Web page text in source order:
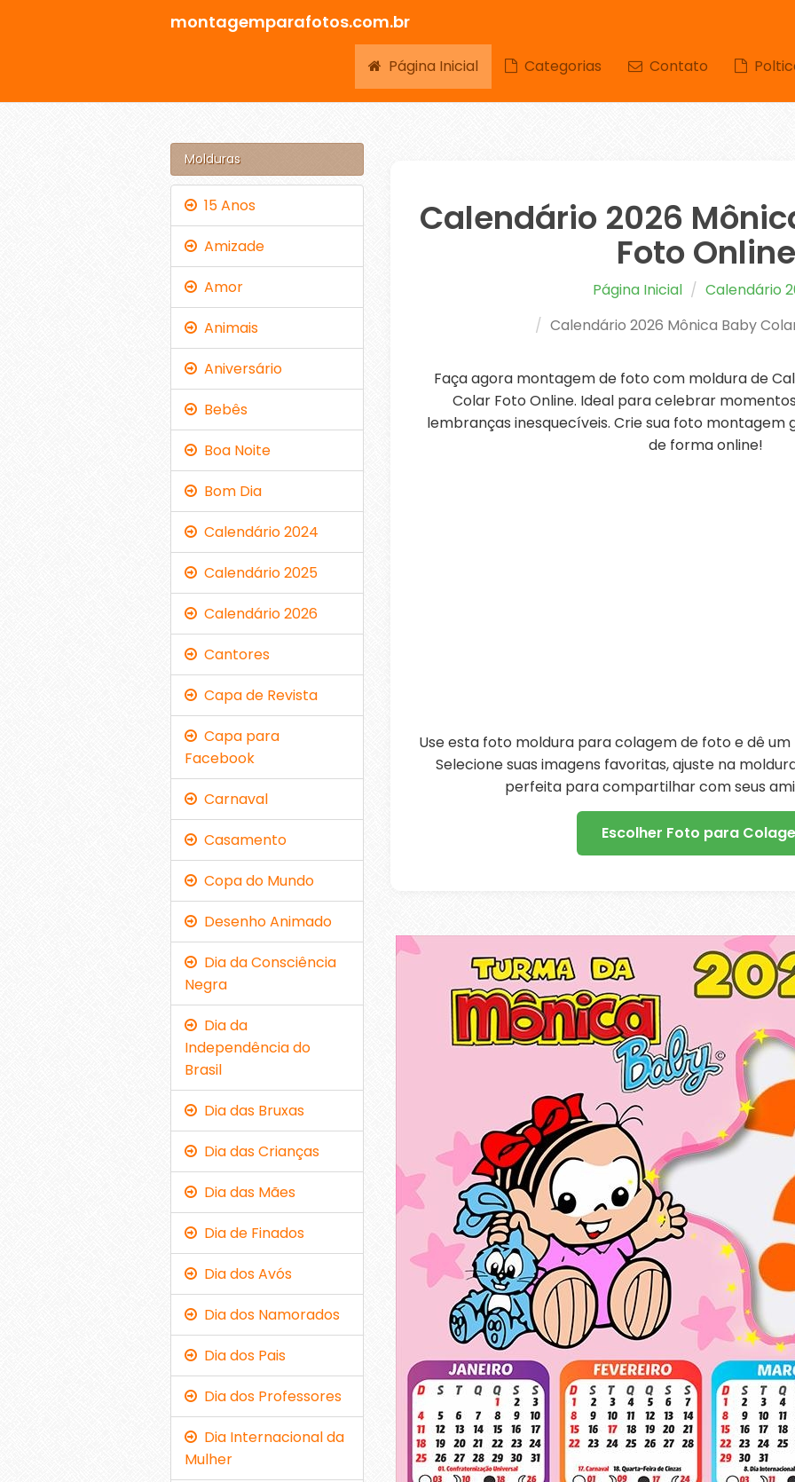
montagemparafotos.com.br
Página Inicial Categorias Contato
Calendário 2026
Foto Online
Página Inicial
Calendário
Calendário 2026 Mônica Baby
Faça agora montagem de foto com moldura de
Colar Foto Online. Ideal para celebrar
lembranças inesquecíveis. Crie sua foto montagem
de forma online!
Use esta foto moldura para colagem de foto e dê um
Selecione suas imagens favoritas, ajuste na
perfeita para compartilhar com seus
Escolher Foto para
Molduras
15 Anos
Amizade
Amor
Animais
Aniversário
Bebês
Boa Noite
Bom Dia
Calendário 2024
Calendário 2025
Calendário 2026
Cantores
Capa de Revista
Capa para
Facebook
Carnaval
Casamento
Copa do Mundo
Desenho Animado
Dia da Consciência
Negra
Dia da
Independência do
Brasil
Dia das Bruxas
Dia das Crianças
Dia das Mães
Dia de Finados
Dia dos Avós
Dia dos Namorados
Dia dos Pais
Dia dos Professores
Dia Internacional da
Mulher